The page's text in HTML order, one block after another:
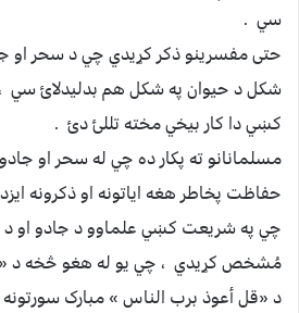
سي .
حتی مفسرینو ذکر کړيدي چي د سحر او
شکل د حيوان په شکل هم بدليدلائ سي ،
کښي دا کار بيخي مخته تللئ دئ .
مسلمانانو ته پکار ده چي له سحر او
حفاظت پخاطر هغه اياتونه او ذکرونه
چي په شريعت کښي علماوو د جادو او د
مُشخص کړيدي ، چي يو له هغو څخه د
د «قل أعوذ برب الناس » مبارک